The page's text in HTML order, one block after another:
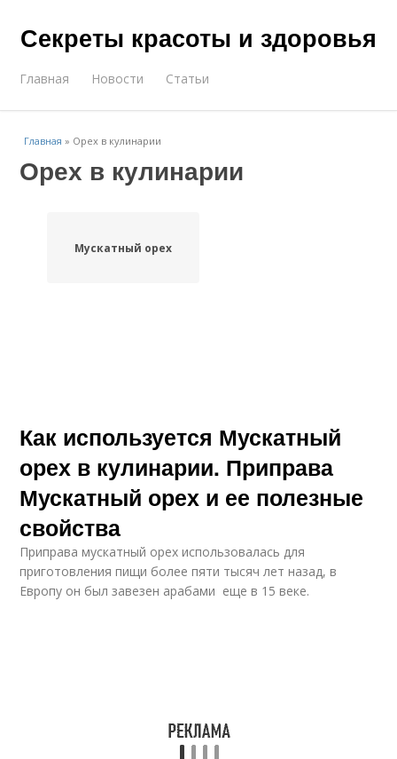
Секреты красоты и здоровья
Главная Новости Статьи
Главная » Орех в кулинарии
Орех в кулинарии
Мускатный орех
Как используется Мускатный
орех в кулинарии. Приправа
Мускатный орех и ее полезные
свойства
Приправа мускатный орех использовалась для
приготовления пищи более пяти тысяч лет назад, в
Европу он был завезен арабами еще в 15 веке.